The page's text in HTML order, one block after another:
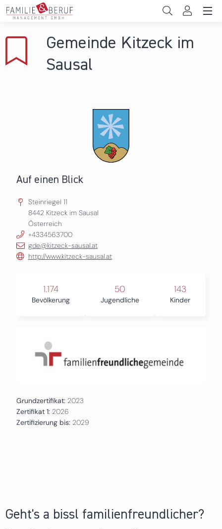
Direkt zum Inhalt
Gemeinden
Gemeinde Kitzeck im
Sausal
Auf einen Blick
Steinriegel 11
8442 Kitzeck im Sausal
Österreich
+4334563700
gde@kitzeck-sausal.at
http://www.kitzeck-sausal.at
1.174
Bevölkerung
50
Jugendliche
143
Kinder
Grundzertifikat: 2023
Zertifikat 1: 2026
Zertifizierung bis: 2029
Geht's a bissl familienfreundlicher?